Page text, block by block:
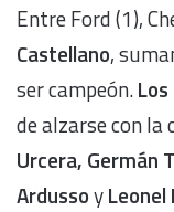
Entre Ford (1),
Castellano,
ser campeón.
de alzarse con la
Urcera, Germán
ArdussoyLeonel